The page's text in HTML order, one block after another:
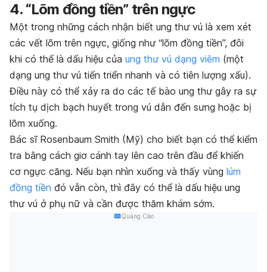
4. “Lõm đồng tiền” trên ngực
Một trong những cách nhận biết ung thư vú là xem xét
các vết lõm trên ngực, giống như “lõm đồng tiền”, đôi
khi có thể là dấu hiệu của ung thư vú dạng viêm (một
dạng ung thư vú tiến triển nhanh và có tiên lượng xấu).
Điều này có thể xảy ra do các tế bào ung thư gây ra sự
tích tụ dịch bạch huyết trong vú dẫn đến sưng hoặc bị
lõm xuống.
Bác sĩ Rosenbaum Smith (Mỹ) cho biết bạn có thể kiểm
tra bằng cách giơ cánh tay lên cao trên đầu để khiến
cơ ngực căng. Nếu bạn nhìn xuống và thấy vùng lúm
đồng tiền đó vẫn còn, thì đây có thể là dấu hiệu ung
thư vú ở phụ nữ và cần được thăm khám sớm.
Quảng Cáo